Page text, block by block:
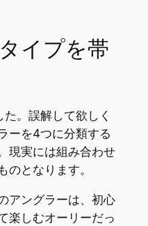
イプを帯
。誤解して欲しく
ーを4つに分類する
現実には組み合わせ
のとなります。
アングラーは、初心
楽しむオーリーだっ